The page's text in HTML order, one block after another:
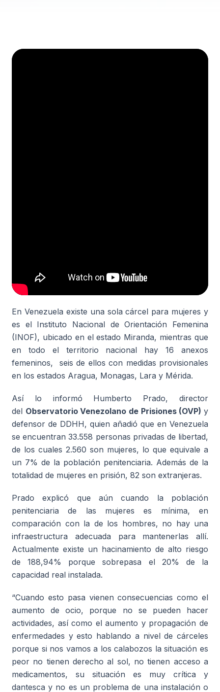
En Venezuela existe una sola cárcel para mujeres y
es el Instituto Nacional de Orientación Femenina
(INOF), ubicado en el estado Miranda, mientras que
en todo el territorio nacional hay 16 anexos
femeninos, seis de ellos con medidas provisionales
en los estados Aragua, Monagas, Lara y Mérida.
Así lo informó Humberto Prado, director
del Observatorio Venezolano de Prisiones (OVP)y
defensor de DDHH, quien añadió que en Venezuela
se encuentran 33.558 personas privadas de libertad,
de los cuales 2.560 son mujeres, lo que equivale a
un 7% de la población penitenciaria. Además de la
totalidad de mujeres en prisión, 82 son extranjeras.
Prado explicó que aún cuando la población
penitenciaria de las mujeres es mínima, en
comparación con la de los hombres, no hay una
infraestructura adecuada para mantenerlas allí.
Actualmente existe un hacinamiento de alto riesgo
de 188,94% porque sobrepasa el 20% de la
capacidad real instalada.
“Cuando esto pasa vienen consecuencias como el
aumento de ocio, porque no se pueden hacer
actividades, así como el aumento y propagación de
enfermedades y esto hablando a nivel de cárceles
porque si nos vamos a los calabozos la situación es
peor no tienen derecho al sol, no tienen acceso a
medicamentos, su situación es muy crítica y
dantesca y no es un problema de una instalación o